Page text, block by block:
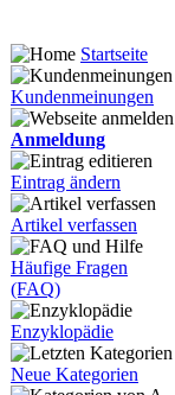
Startseite
Kundenmeinungen
Anmeldung
Eintrag ändern
Artikel verfassen
Häufige Fragen
(FAQ)
Enzyklopädie
Neue Kategorien